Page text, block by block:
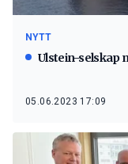
NYTT
Ulstein-selskap
05.06.2023 17:09